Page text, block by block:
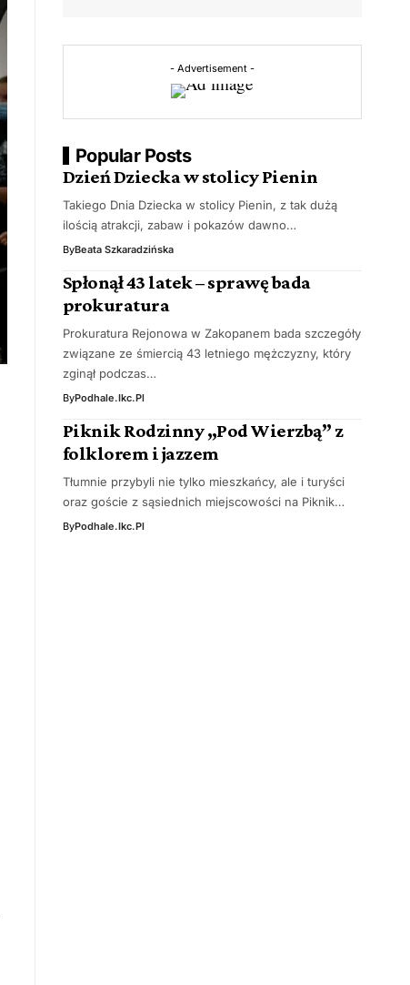
- Advertisement -
Popular Posts
Dzień Dziecka w stolicy Pienin
Takiego Dnia Dziecka w stolicy Pienin, z tak dużą
ilością atrakcji, zabaw i pokazów dawno…
ByBeata Szkaradzińska
Spłonął 43 latek – sprawę bada
prokuratura
Prokuratura Rejonowa w Zakopanem bada szczegóły
związane ze śmiercią 43 letniego mężczyzny, który
zginął podczas…
ByPodhale.ikc.pl
Piknik Rodzinny „Pod Wierzbą” z
folklorem i jazzem
Tłumnie przybyli nie tylko mieszkańcy, ale i turyści
oraz goście z sąsiednich miejscowości na Piknik…
ByPodhale.ikc.pl